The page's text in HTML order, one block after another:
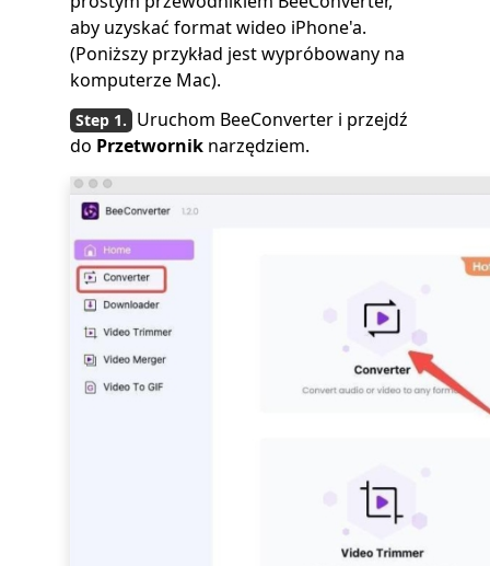
aby uzyskać format wideo iPhone'a.
(Poniższy przykład jest wypróbowany na
komputerze Mac).
Uruchom BeeConverter i przejdź
do Przetwornik narzędziem.